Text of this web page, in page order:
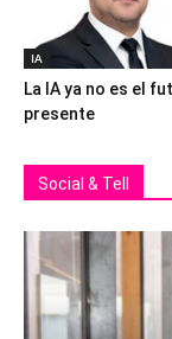
IA
La IA ya no es el
presente
Social & Tell